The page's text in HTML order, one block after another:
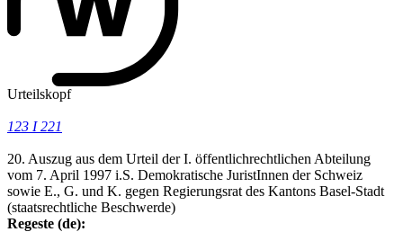
Urteilskopf
123 I 221
20. Auszug aus dem Urteil der I. öffentlichrechtlichen Abteilung
vom 7. April 1997 i.S. Demokratische JuristInnen der Schweiz
sowie E., G. und K. gegen Regierungsrat des Kantons Basel-Stadt
(staatsrechtliche Beschwerde)
Regeste (de):